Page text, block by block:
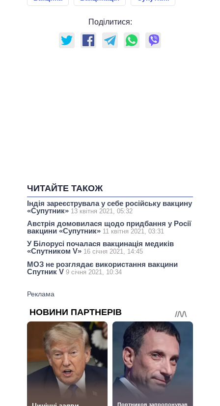
Поділитися:
ЧИТАЙТЕ ТАКОЖ
Індія зареєструвала у себе російську вакцину
«Супутник» 13 квітня 2021, 05:32
Австрія домовилася щодо придбання у Росії
вакцини «Супутник» 11 квітня 2021, 03:31
У Білорусі почалася вакцинація медиків
«Спутником V» 16 січня 2021, 14:45
МОЗ не розглядає використання вакцини
Спутник V 9 січня 2021, 10:34